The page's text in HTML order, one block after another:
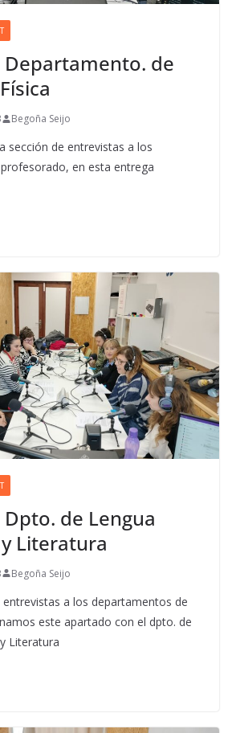
Departamento. de
Begoña Seijo
sección de entrevistas a los
en esta entrega
de Lengua
Literatura
Begoña Seijo
a los departamentos de
este apartado con el dpto. de
Literatura